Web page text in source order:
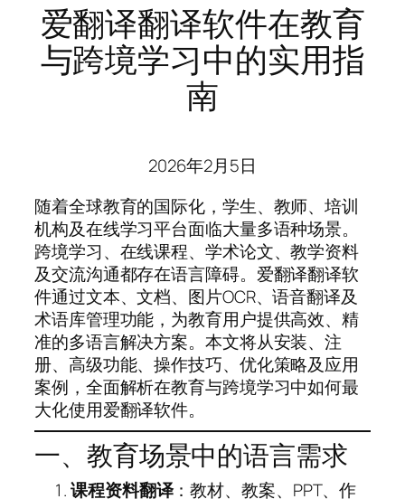
爱翻译翻译软件在教育
与跨境学习中的实用指
南
2026年2月5日
随着全球教育的国际化，学生、教师、培训
机构及在线学习平台面临大量多语种场景。
跨境学习、在线课程、学术论文、教学资料
及交流沟通都存在语言障碍。爱翻译翻译软
件通过文本、文档、图片OCR、语音翻译及
术语库管理功能，为教育用户提供高效、精
准的多语言解决方案。本文将从安装、注
册、高级功能、操作技巧、优化策略及应用
案例，全面解析在教育与跨境学习中如何最
大化使用爱翻译软件。
一、教育场景中的语言需求
课程资料翻译：教材、教案、PPT、作